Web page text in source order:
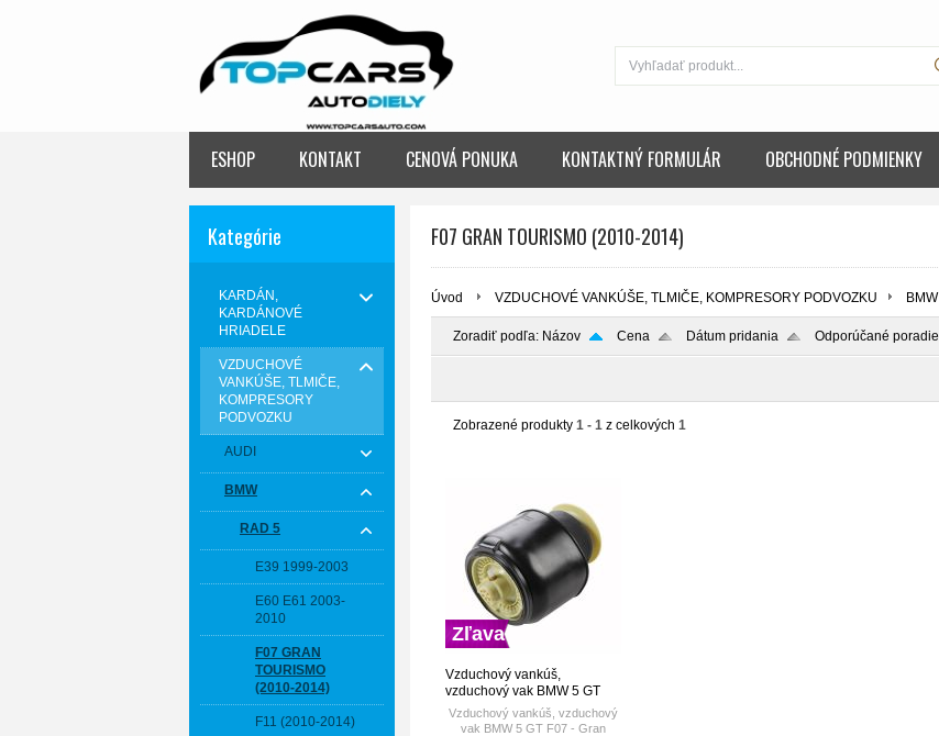
ESHOP KONTAKT CENOVÁ PONUKA KONTAKTNÝ FORMULÁR OBCHODNÉ PODMIENKY
Kategórie
KARDÁN,
KARDÁNOVÉ
HRIADELE
VZDUCHOVÉ
VANKÚŠE, TLMIČE,
KOMPRESORY
PODVOZKU
AUDI
BMW
RAD 5
E39 1999-2003
E60 E61 2003-
2010
F07 GRAN
TOURISMO
(2010-2014)
F11 (2010-2014)
F07 GRAN TOURISMO (2010-2014)
Úvod VZDUCHOVÉ VANKÚŠE, TLMIČE, KOMPRESORY PODVOZKU BMW
Zoradiť podľa: Názov Cena Dátum pridania Odporúčané poradie
Zobrazené produkty 1 - 1 z celkových 1
Zľava
Vzduchový vankúš,
vzduchový vak BMW 5 GT
F07 - Gran Tourismo
37106781827 37106781843
Vzduchový vankúš, vzduchový
vak BMW 5 GT F07 - Gran